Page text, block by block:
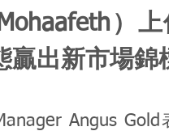
）
贏出新市場錦
Angus